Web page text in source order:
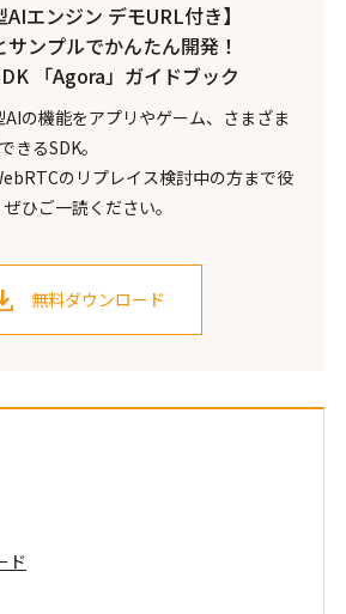
AIエンジン デモURL付き】
ンプルでかんたん開発！
「Agora」ガイドブック
の機能をアプリやゲーム、さまざま
きるSDK。
のリプレイス検討中の方まで役
ひご一読ください。
無料ダウンロード
ド